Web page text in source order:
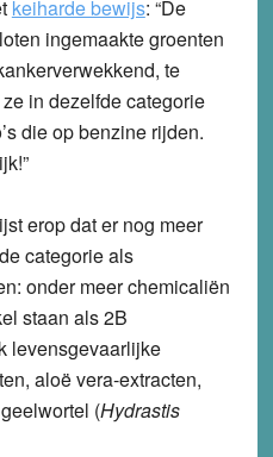
keiharde bewijs: “De
ingemaakte groenten
te
in dezelfde categorie
die op benzine rijden.
erop dat er nog meer
categorie als
onder meer chemicaliën
staan als 2B
levensgevaarlijke
aloë vera-extracten,
(Hydrastis